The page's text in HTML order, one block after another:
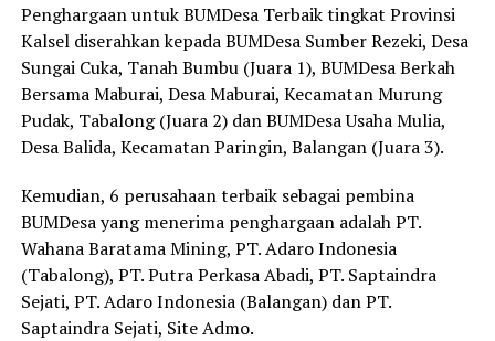
Penghargaan untuk BUMDesa Terbaik tingkat Provinsi
Kalsel diserahkan kepada BUMDesa Sumber Rezeki, Desa
Sungai Cuka, Tanah Bumbu (Juara 1), BUMDesa Berkah
Bersama Maburai, Desa Maburai, Kecamatan Murung
Pudak, Tabalong (Juara 2) dan BUMDesa Usaha Mulia,
Desa Balida, Kecamatan Paringin, Balangan (Juara 3).
Kemudian, 6 perusahaan terbaik sebagai pembina
BUMDesa yang menerima penghargaan adalah PT.
Wahana Baratama Mining, PT. Adaro Indonesia
(Tabalong), PT. Putra Perkasa Abadi, PT. Saptaindra
Sejati, PT. Adaro Indonesia (Balangan) dan PT.
Saptaindra Sejati, Site Admo.